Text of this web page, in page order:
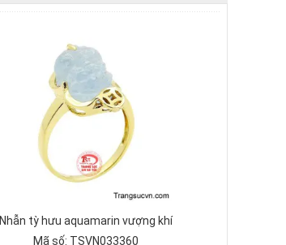
Nhẫn tỳ hưu aquamarin vượng khí
Mã số: TSVN033360